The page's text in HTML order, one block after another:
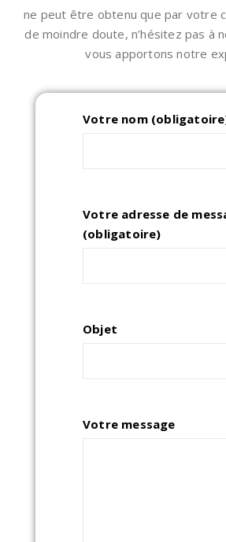
ne peut être obtenu que par votre
de moindre doute, n’hésitez pas à
vous apportons notre
Votre nom
Votre adresse de
(obligatoire)
Objet
Votre message